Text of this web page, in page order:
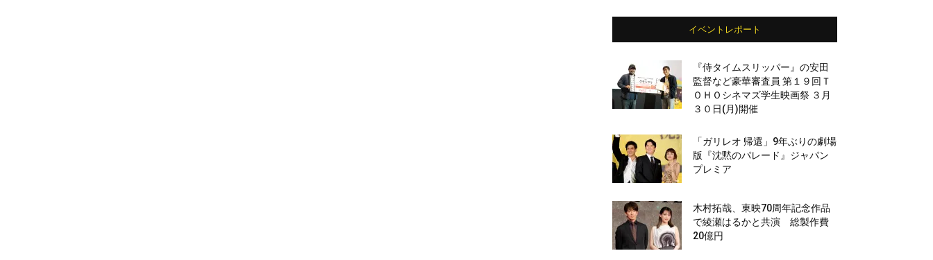
イベントレポート
『侍タイムスリッパー』の安田
監督など豪華審査員 第１９回Ｔ
ＯＨＯシネマズ学生映画祭 ３月
３０日(月)開催
「ガリレオ 帰還」9年ぶりの劇場
版『沈黙のパレード』ジャパン
プレミア
木村拓哉、東映70周年記念作品
で綾瀬はるかと共演 総製作費
20億円